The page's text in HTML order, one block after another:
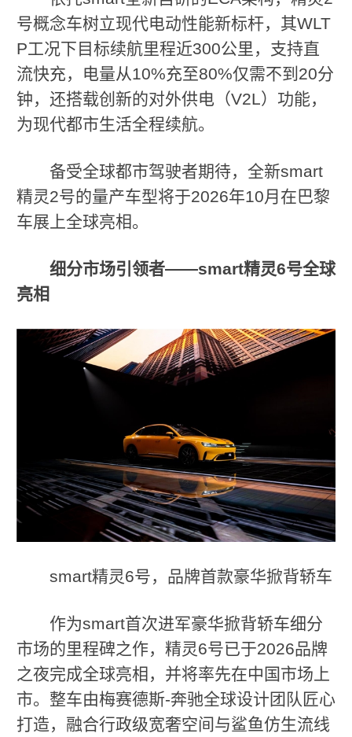
号概念车树立现代电动性能新标杆，其WLT
P工况下目标续航里程近300公里，支持直
流快充，电量从10%充至80%仅需不到20分
钟，还搭载创新的对外供电（V2L）功能，
为现代都市生活全程续航。
备受全球都市驾驶者期待，全新smart
精灵2号的量产车型将于2026年10月在巴黎
车展上全球亮相。
细分市场引领者——smart精灵6号全球
亮相
smart精灵6号，品牌首款豪华掀背轿车
作为smart首次进军豪华掀背轿车细分
市场的里程碑之作，精灵6号已于2026品牌
之夜完成全球亮相，并将率先在中国市场上
市。整车由梅赛德斯-奔驰全球设计团队匠心
打造，融合行政级宽奢空间与鲨鱼仿生流线